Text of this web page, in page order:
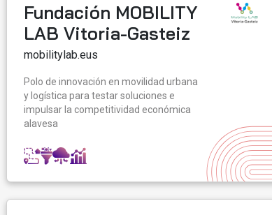
Fundación MOBILITY
LAB Vitoria-Gasteiz
mobilitylab.eus
Polo de innovación en movilidad urbana
y logística para testar soluciones e
impulsar la competitividad económica
alavesa